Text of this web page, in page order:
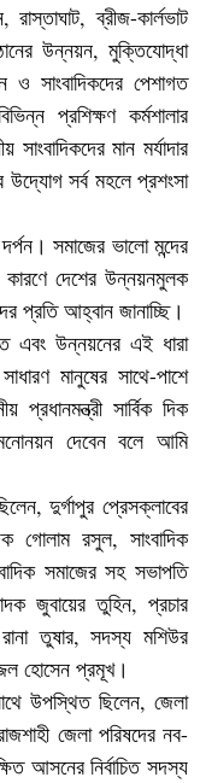
রাস্তাঘাট, ব্রীজ-কার্লভাট
উন্নয়ন, মুক্তিযোদ্ধা
ও সাংবাদিকদের পেশাগত
প্রশিক্ষণ কর্মশালার
মান মর্যাদার
উদ্যোগ সর্ব মহলে প্রশংসা
সমাজের ভালো মন্দের
দেশের উন্নয়নমুলক
প্রতি আহ্বান জানাচ্ছি।
এবং উন্নয়নের এই ধারা
মানুষের সাথে-পাশে
সার্বিক দিক
দেবেন বলে আমি
দুর্গাপুর প্রেসক্লাবের
গোলাম রসুল, সাংবাদিক
সমাজের সহ সভাপতি
জুবায়ের তুহিন, প্রচার
তুষার, সদস্য মশিউর
হোসেন প্রমূখ।
উপস্থিত ছিলেন, জেলা
জেলা পরিষদের নব-
আসনের নির্বাচিত সদস্য